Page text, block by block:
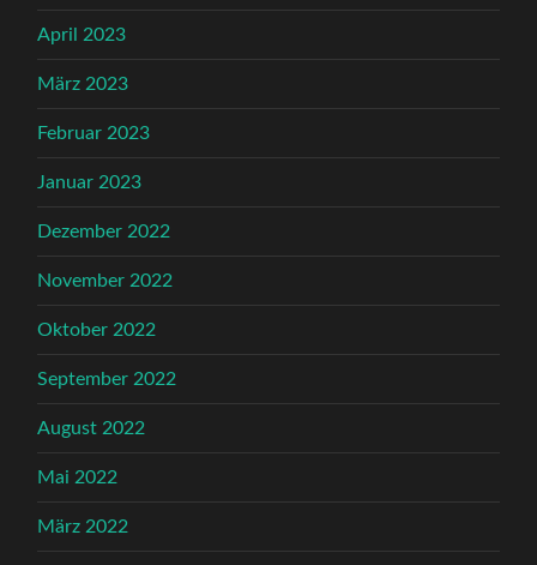
April 2023
März 2023
Februar 2023
Januar 2023
Dezember 2022
November 2022
Oktober 2022
September 2022
August 2022
Mai 2022
März 2022